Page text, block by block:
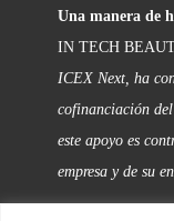
Una manera de
IN TECH
ICEX Next, ha
cofinanciación
este apoyo es
empresa y de su